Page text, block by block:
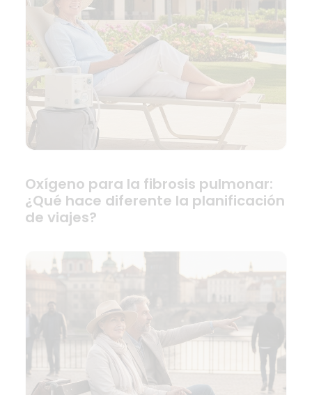
Oxígeno para la fibrosis pulmonar:
¿Qué hace diferente la planificación
de viajes?